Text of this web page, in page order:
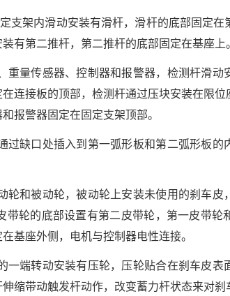
支架内滑动安装有滑杆，滑杆的底部固定在
有第二推杆，第二推杆的底部固定在基座上
重量传感器、控制器和报警器，检测杆滑动
连接板的顶部，检测杆通过压块安装在限
报警器固定在固定支架顶部。
过缺口处插入到第一弧形板和第二弧形板的
轮和被动轮，被动轮上安装未使用的刹车皮
轮的底部设置有第二皮带轮，第一皮带轮
基座外侧，电机与控制器电性连接。
一端转动安装有压轮，压轮贴合在刹车皮表
缩带动触发杆动作，改变蓄力杆状态来对刹